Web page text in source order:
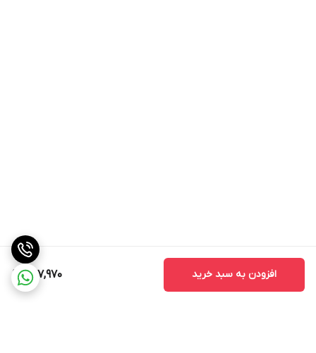
677,970 افزودن به سبد خرید